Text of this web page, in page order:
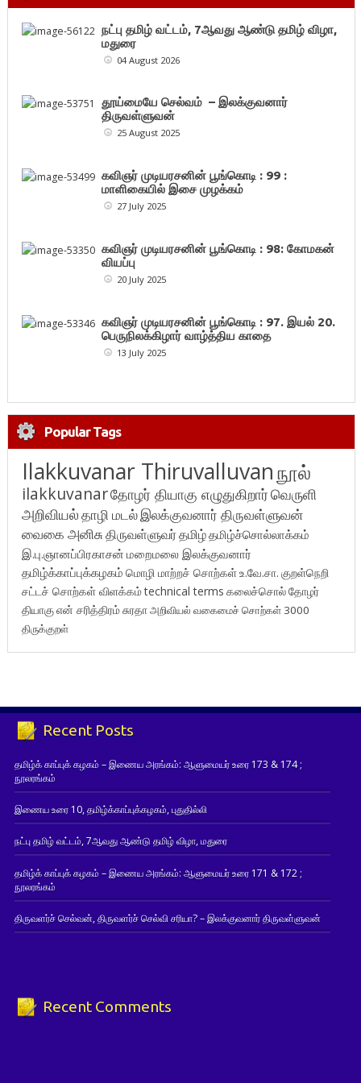
நட்பு தமிழ் வட்டம், 7ஆவது ஆண்டு தமிழ் விழா,
மதுரை
04 August 2026
தூய்மையே செல்வம் – இலக்குவனார்
திருவள்ளுவன்
25 August 2025
கவிஞர் முடியரசனின் பூங்கொடி : 99 :
மாளிகையில் இசை முழக்கம்
27 July 2025
கவிஞர் முடியரசனின் பூங்கொடி : 98: கோமகன்
வியப்பு
20 July 2025
கவிஞர் முடியரசனின் பூங்கொடி : 97. இயல் 20.
பெருநிலக்கிழார் வாழ்த்திய காதை
13 July 2025
Popular Tags
Ilakkuvanar Thiruvalluvanநூல்
ilakkuvanarதோழர் தியாகு எழுதுகிறார்வெருளி
அறிவியல்தாழி மடல்இலக்குவனார் திருவள்ளுவன்
வைகை அனிசுதிருவள்ளுவர்தமிழ்தமிழ்ச்சொல்லாக்கம்
இ.பு.ஞானப்பிரகாசன் மறைமலை இலக்குவனார்
தமிழ்க்காப்புக்கழகம் மொழி மாற்றச் சொற்கள்உ.வே.சா. குறள்நெறி
சட்டச் சொற்கள் விளக்கம்technical terms கலைச்சொல்தோழர்
தியாகுஎன் சரித்திரம்சுரதாஅறிவியல் வகைமைச் சொற்கள் 3000
திருக்குறள்
Recent Posts
தமிழ்க் காப்புக் கழகம் – இணைய அரங்கம்: ஆளுமையர் உரை 173 & 174 ;
நூலரங்கம்
இணைய உரை 10, தமிழ்க்காப்புக்கழகம், புதுதில்லி
நட்பு தமிழ் வட்டம், 7ஆவது ஆண்டு தமிழ் விழா, மதுரை
தமிழ்க் காப்புக் கழகம் – இணைய அரங்கம்: ஆளுமையர் உரை 171 & 172 ;
நூலரங்கம்
திருவளர்ச் செல்வன், திருவளர்ச் செல்வி சரியா? – இலக்குவனார் திருவள்ளுவன்
Recent Comments